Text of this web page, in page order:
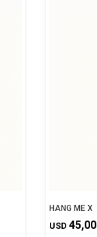
HANG ME X
USD 45,00